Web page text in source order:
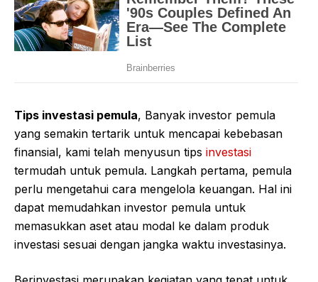
Tips investasi pemula, Banyak investor pemula
yang semakin tertarik untuk mencapai kebebasan
finansial, kami telah menyusun tips investasi
termudah untuk pemula. Langkah pertama, pemula
perlu mengetahui cara mengelola keuangan. Hal ini
dapat memudahkan investor pemula untuk
memasukkan aset atau modal ke dalam produk
investasi sesuai dengan jangka waktu investasinya.